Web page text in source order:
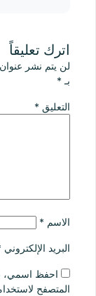
اترك تعليقاً
لن يتم نشر
بـ *
التعليق *
الاسم *
البريد الإلكتروني
احفظ اسمي،
المتصفح